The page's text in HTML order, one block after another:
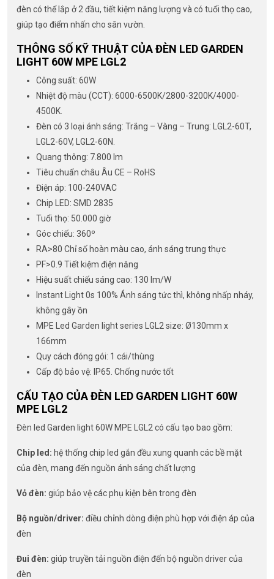
đèn có thể lắp ở 2 đầu, tiết kiệm năng lượng và có tuổi thọ cao,
giúp tạo điểm nhấn cho sân vườn.
THÔNG SỐ KỸ THUẬT CỦA ĐÈN LED GARDEN
LIGHT 60W MPE LGL2
Công suất: 60W
Nhiệt độ màu (CCT): 6000-6500K/2800-3200K/4000-
4500K.
Đèn có 3 loại ánh sáng: Trắng – Vàng – Trung: LGL2-60T,
LGL2-60V, LGL2-60N.
Quang thông: 7.800 lm
Tiêu chuẩn châu Âu CE – RoHS
Điện áp: 100-240VAC
Chip LED: SMD 2835
Tuổi thọ: 50.000 giờ
Góc chiếu: 360º
RA>80 Chỉ số hoàn màu cao, ánh sáng trung thực
PF>0.9 Tiết kiệm điện năng
Hiệu suất chiếu sáng cao: 130 lm/W
Instant Light 0s 100% Ánh sáng tức thì, không nhấp nháy,
không gây ồn
MPE Led Garden light series LGL2 size: Ø130mm x
166mm
Quy cách đóng gói: 1 cái/thùng
Cấp độ bảo vệ: IP65. Chống nước tốt
CẤU TẠO CỦA ĐÈN LED GARDEN LIGHT 60W
MPE LGL2
Đèn led Garden light 60W MPE LGL2 có cấu tạo bao gồm:
Chip led: hệ thống chip led gắn đều xung quanh các bề mặt
của đèn, mang đến nguồn ánh sáng chất lượng
Vỏ đèn: giúp bảo vệ các phụ kiện bên trong đèn
Bộ nguồn/driver: điều chỉnh dòng điện phù hợp với điện áp của
đèn
Đui đèn: giúp truyền tải nguồn điện đến bộ nguồn driver của
đèn